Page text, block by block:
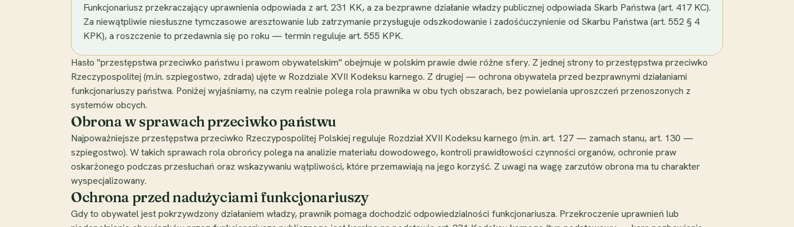
Funkcjonariusz przekraczający uprawnienia odpowiada z art. 231 KK, a za bezprawne działanie władzy publicznej odpowiada Skarb Państwa (art. 417 KC).
Za niewątpliwie niesłuszne tymczasowe aresztowanie lub zatrzymanie przysługuje odszkodowanie i zadośćuczynienie od Skarbu Państwa (art. 552 § 4
KPK), a roszczenie to przedawnia się po roku — termin reguluje art. 555 KPK.
Hasło "przestępstwa przeciwko państwu i prawom obywatelskim" obejmuje w polskim prawie dwie różne sfery. Z jednej strony to przestępstwa przeciwko
Rzeczypospolitej (m.in. szpiegostwo, zdrada) ujęte w Rozdziale XVII Kodeksu karnego. Z drugiej — ochrona obywatela przed bezprawnymi działaniami
funkcjonariuszy państwa. Poniżej wyjaśniamy, na czym realnie polega rola prawnika w obu tych obszarach, bez powielania uproszczeń przenoszonych z
systemów obcych.
Obrona w sprawach przeciwko państwu
Najpoważniejsze przestępstwa przeciwko Rzeczypospolitej Polskiej reguluje Rozdział XVII Kodeksu karnego (m.in. art. 127 — zamach stanu, art. 130 —
szpiegostwo). W takich sprawach rola obrońcy polega na analizie materiału dowodowego, kontroli prawidłowości czynności organów, ochronie praw
oskarżonego podczas przesłuchań oraz wskazywaniu wątpliwości, które przemawiają na jego korzyść. Z uwagi na wagę zarzutów obrona ma tu charakter
wyspecjalizowany.
Ochrona przed nadużyciami funkcjonariuszy
Gdy to obywatel jest pokrzywdzony działaniem władzy, prawnik pomaga dochodzić odpowiedzialności funkcjonariusza. Przekroczenie uprawnień lub